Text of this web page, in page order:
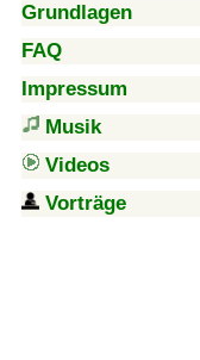
Grundlagen
FAQ
Impressum
Musik
Videos
Vorträge